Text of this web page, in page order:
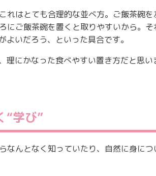
れはとても合理的な並べ方。ご飯茶碗
にご飯茶碗を置くと取りやすいから。
いだろう、といった具合です。
にかなった食べやすい置き方だと思い
“学び”
なんとなく知っていたり、自然に身に